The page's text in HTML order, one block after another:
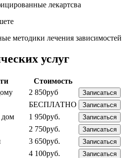
лекартсва
методики лечения зависимостей
услуг
Стоимость
2 850руб Записаться
БЕСПЛАТНО Записаться
дом 1 950руб. Записаться
2 750руб. Записаться
3 650руб. Записаться
4 100руб. Записаться